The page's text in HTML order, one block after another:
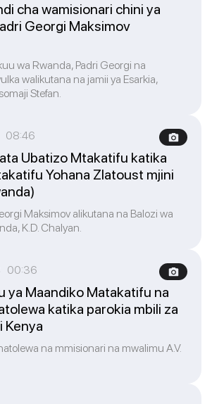
cha wamisionari chini ya
Georgi Maksimov
wa Rwanda, Padri Georgi na
walikutana na jamii ya Esarkia,
Stefan.
08:46
Ubatizo Mtakatifu katika
Yohana Zlatoust mjini
Maksimov alikutana na Balozi wa
K.D. Chalyan.
00:36
ya Maandiko Matakatifu na
katika parokia mbili za
Kenya
na mmisionari na mwalimu A.V.